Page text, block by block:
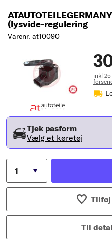
(lysvide-regulering
Varenr. at10090
inkl 25
Tjek pasform
Vælg et køretøj
Til